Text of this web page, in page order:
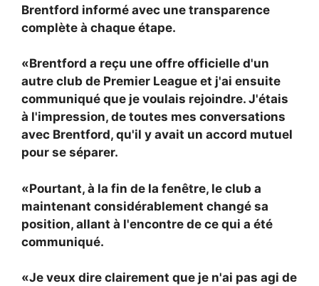
Brentford informé avec une transparence
complète à chaque étape.
«Brentford a reçu une offre officielle d'un
autre club de Premier League et j'ai ensuite
communiqué que je voulais rejoindre. J'étais
à l'impression, de toutes mes conversations
avec Brentford, qu'il y avait un accord mutuel
pour se séparer.
«Pourtant, à la fin de la fenêtre, le club a
maintenant considérablement changé sa
position, allant à l'encontre de ce qui a été
communiqué.
«Je veux dire clairement que je n'ai pas agi de